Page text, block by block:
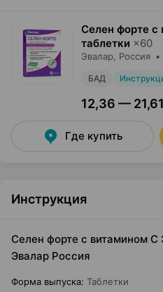
Селен форте с
таблетки ×60
Эвалар , Россия •
БАД
12,36 —
Где купить
Инструкция
Селен форте с витамином C
Эвалар Россия
Форма выпуска: Таблетки